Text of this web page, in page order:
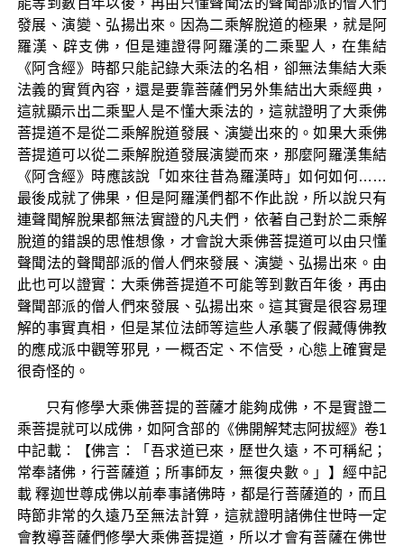
發展、演變、弘揚出來。因為二乘解脫道的極果，就是阿
羅漢、辟支佛，但是連證得阿羅漢的二乘聖人，在集結
《阿含經》時都只能記錄大乘法的名相，卻無法集結大乘
法義的實質內容，還是要靠菩薩們另外集結出大乘經典，
這就顯示出二乘聖人是不懂大乘法的，這就證明了大乘佛
菩提道不是從二乘解脫道發展、演變出來的。如果大乘佛
菩提道可以從二乘解脫道發展演變而來，那麼阿羅漢集結
《阿含經》時應該說「如來往昔為羅漢時」如何如何……
最後成就了佛果，但是阿羅漢們都不作此說，所以說只有
連聲聞解脫果都無法實證的凡夫們，依著自己對於二乘解
脫道的錯誤的思惟想像，才會說大乘佛菩提道可以由只懂
聲聞法的聲聞部派的僧人們來發展、演變、弘揚出來。由
此也可以證實：大乘佛菩提道不可能等到數百年後，再由
聲聞部派的僧人們來發展、弘揚出來。這其實是很容易理
解的事實真相，但是某位法師等這些人承襲了假藏傳佛教
的應成派中觀等邪見，一概否定、不信受，心態上確實是
很奇怪的。
只有修學大乘佛菩提的菩薩才能夠成佛，不是實證二
乘菩提就可以成佛，如阿含部的《佛開解梵志阿拔經》卷1
中記載：【佛言：「吾求道已來，歷世久遠，不可稱紀；
常奉諸佛，行菩薩道；所事師友，無復央數。」】經中記
載 釋迦世尊成佛以前奉事諸佛時，都是行菩薩道的，而且
時節非常的久遠乃至無法計算，這就證明諸佛住世時一定
會教導菩薩們修學大乘佛菩提道，所以才會有菩薩在佛世